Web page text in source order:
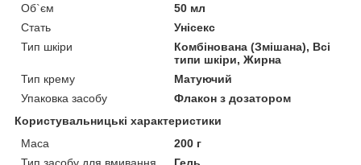
Об`єм
50 мл
Стать
Унісекс
Тип шкіри
Комбінована (Змішана), Всі
типи шкіри, Жирна
Тип крему
Матуючий
Упаковка засобу
Флакон з дозатором
Користувальницькі характеристики
Маса
200 г
Тип засобу для вмивання
Гель